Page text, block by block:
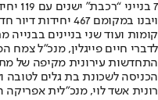
לדברי חיים פייגלין, מנכ"ל צמח
התחדשות עירונית מקיפה של
הכניסה לשכונת בת גלים לטובה
רונית אשד לוי, מנכ"לית